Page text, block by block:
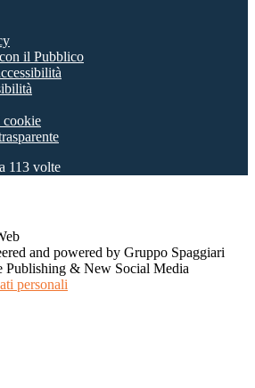
il Pubblico
cookie
113 volte
and powered by Gruppo Spaggiari
Publishing & New Social Media
personali